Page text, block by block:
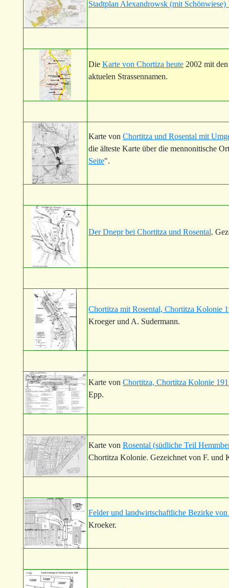
Stadtplan Alexandrowsk (mit Schönwiese)
Die Karte von Chortiza heute 2002 mit
aktuelen Strassennamen.
Karte von Chortitza und Rosental mit
die älteste Karte über die mennonitische
Seite".
Der Dnepr bei Chortitza und Rosental.
Chortitza mit Rosental, Chortitza Kolonie
Kroeger und A. Sudermann.
Karte von Chortitza, Chortitza Kolonie
Epp.
Karte von Rosental (südliche Teil
Chortitza Kolonie. Gezeichnet von F. und
Felder und landwirtschaftliche Bezirke
Kroeker.